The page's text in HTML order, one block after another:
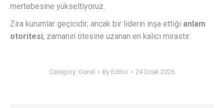
mertebesine yükseltiyoruz.
Zira kurumlar geçicidir; ancak bir liderin inşa ettiği anlam
otoritesi, zamanın ötesine uzanan en kalıcı mirastır.
Category: Genel By Editor 24 Ocak 2026